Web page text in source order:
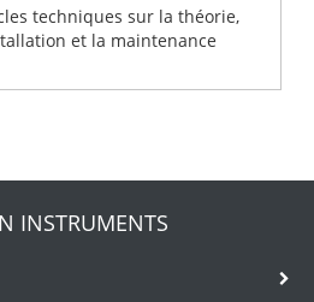
techniques sur la théorie,
et la maintenance
INSTRUMENTS